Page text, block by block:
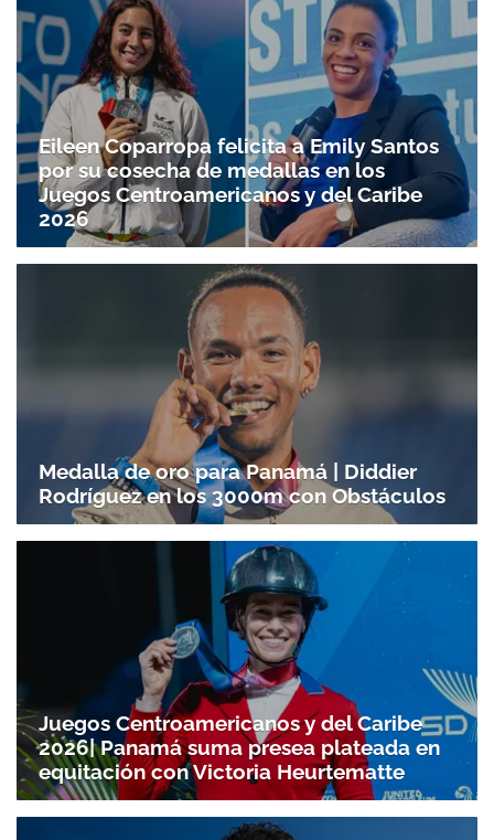
Eileen Coparropa felicita a Emily Santos
por su cosecha de medallas en los
Juegos Centroamericanos y del Caribe
2026
Medalla de oro para Panamá | Diddier
Rodríguez en los 3000m con Obstáculos
Juegos Centroamericanos y del Caribe
2026| Panamá suma presea plateada en
equitación con Victoria Heurtematte